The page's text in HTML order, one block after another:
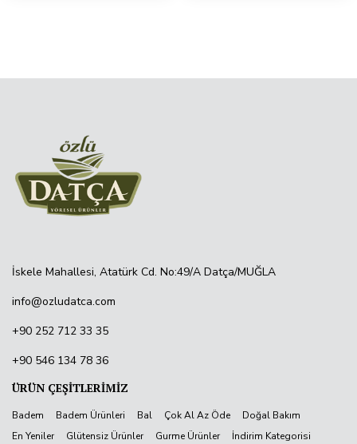
İskele Mahallesi, Atatürk Cd. No:49/A Datça/MUĞLA
info@ozludatca.com
+90 252 712 33 35
+90 546 134 78 36
ÜRÜN ÇEŞİTLERİMİZ
Badem Badem Ürünleri Bal Çok Al Az Öde
Doğal Bakım
En Yeniler
Glütensiz Ürünler Gurme Ürünler
İndirim Kategorisi